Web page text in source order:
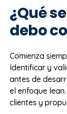
¿Qué
debo
Comienza
Identificar y
antes de
el enfoque
clientes y